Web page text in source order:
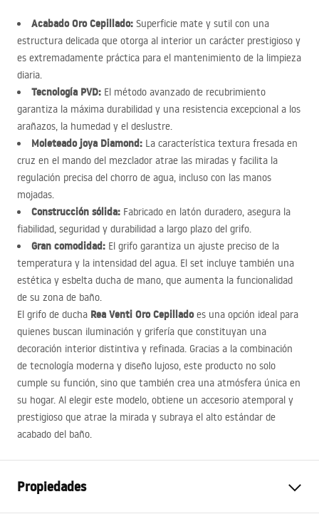
Acabado Oro Cepillado: Superficie mate y sutil con una
estructura delicada que otorga al interior un carácter prestigioso y
es extremadamente práctica para el mantenimiento de la limpieza
diaria.
Tecnología PVD: El método avanzado de recubrimiento
garantiza la máxima durabilidad y una resistencia excepcional a los
arañazos, la humedad y el deslustre.
Moleteado joya Diamond: La característica textura fresada en
cruz en el mando del mezclador atrae las miradas y facilita la
regulación precisa del chorro de agua, incluso con las manos
mojadas.
Construcción sólida: Fabricado en latón duradero, asegura la
fiabilidad, seguridad y durabilidad a largo plazo del grifo.
Gran comodidad: El grifo garantiza un ajuste preciso de la
temperatura y la intensidad del agua. El set incluye también una
estética y esbelta ducha de mano, que aumenta la funcionalidad
de su zona de baño.
El grifo de ducha Rea Venti Oro Cepilladoes una opción ideal para
quienes buscan iluminación y grifería que constituyan una
decoración interior distintiva y refinada. Gracias a la combinación
de tecnología moderna y diseño lujoso, este producto no solo
cumple su función, sino que también crea una atmósfera única en
su hogar. Al elegir este modelo, obtiene un accesorio atemporal y
prestigioso que atrae la mirada y subraya el alto estándar de
acabado del baño.
Propiedades